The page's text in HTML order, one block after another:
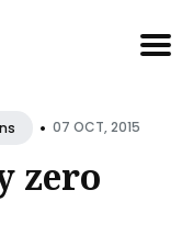
• 07 OCT, 2015
zero